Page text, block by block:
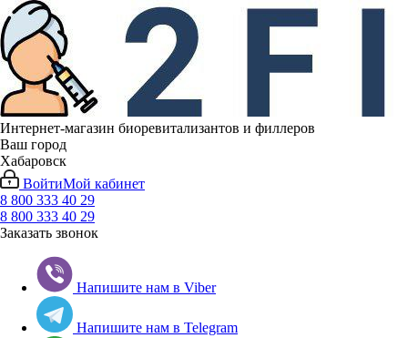
Интернет-магазин биоревитализантов и филлеров
Ваш город
Хабаровск
ВойтиМой кабинет
8 800 333 40 29
8 800 333 40 29
Заказать звонок
Напишите нам в Viber
Напишите нам в Telegram